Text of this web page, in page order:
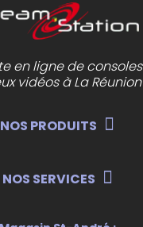
en ligne de consoles
vidéos à La Réunion
NOS PRODUITS
NOS SERVICES